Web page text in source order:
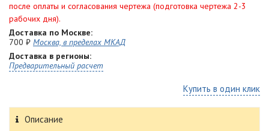
после оплаты и согласования чертежа (подготовка чертежа 2-3
рабочих дня).
Доставка по Москве:
700 ₽ Москва, в пределах МКАД
Доставка в регионы:
Предварительный расчет
Купить в один клик
Описание